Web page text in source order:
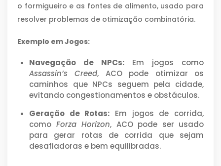
o formigueiro e as fontes de alimento, usado para
resolver problemas de otimização combinatória.
Exemplo em Jogos:
Navegação de NPCs: Em jogos como
Assassin’s Creed, ACO pode otimizar os
caminhos que NPCs seguem pela cidade,
evitando congestionamentos e obstáculos.
Geração de Rotas: Em jogos de corrida,
como Forza Horizon, ACO pode ser usado
para gerar rotas de corrida que sejam
desafiadoras e bem equilibradas.